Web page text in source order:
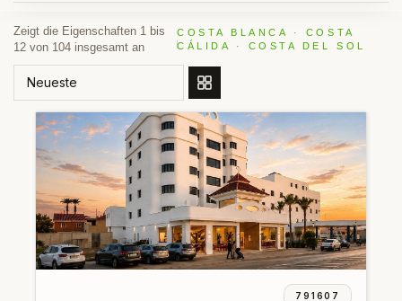
Zeigt die Eigenschaften 1 bis
12 von 104 insgesamt an
COSTA BLANCA · COSTA
CÁLIDA · COSTA DEL SOL
SORTIEREN NACH
791607